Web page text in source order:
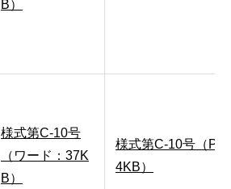
B）
様式第C-10号
（ワード：37K
B）
様式第C-10号（
4KB）